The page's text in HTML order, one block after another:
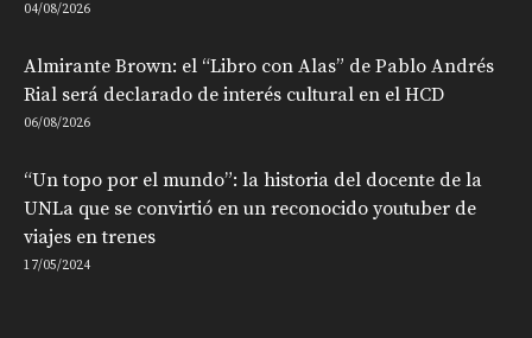
04/08/2026
Almirante Brown: el “Libro con Alas” de Pablo Andrés
Rial será declarado de interés cultural en el HCD
06/08/2026
“Un topo por el mundo”: la historia del docente de la
UNLa que se convirtió en un reconocido youtuber de
viajes en trenes
17/05/2024